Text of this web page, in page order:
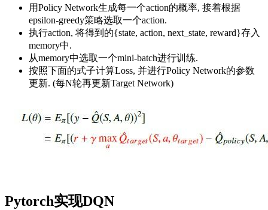
用Policy Network生成每一个action的概率, 接着根据
epsilon-greedy策略选取一个action.
执行action, 将得到的{state, action, next_state, reward}存入
memory中.
从memory中选取一个mini-batch进行训练.
按照下面的式子计算Loss, 并进行Policy Network的参数
更新. (每N轮再更新Target Network)
Pytorch实现DQN